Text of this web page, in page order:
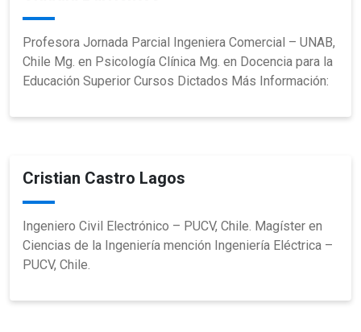
Profesora Jornada Parcial Ingeniera Comercial – UNAB,
Chile Mg. en Psicología Clínica Mg. en Docencia para la
Educación Superior Cursos Dictados Más Información:
Cristian Castro Lagos
Ingeniero Civil Electrónico – PUCV, Chile. Magíster en
Ciencias de la Ingeniería mención Ingeniería Eléctrica –
PUCV, Chile.